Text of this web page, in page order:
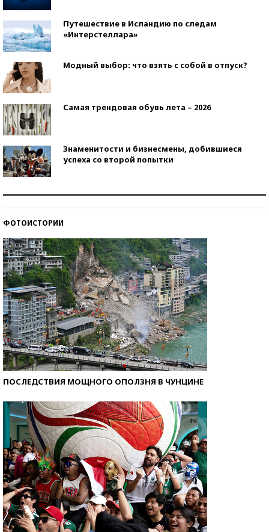
Путешествие в Исландию по следам
«Интерстеллара»
Модный выбор: что взять с собой в отпуск?
Самая трендовая обувь лета – 2026
Знаменитости и бизнесмены, добившиеся
успеха со второй попытки
ФОТОИСТОРИИ
ПОСЛЕДСТВИЯ МОЩНОГО ОПОЛЗНЯ В ЧУНЦИНЕ